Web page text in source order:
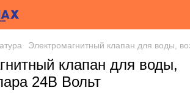
Электромагнитный клапан для воды,
клапан для воды,
24В Вольт